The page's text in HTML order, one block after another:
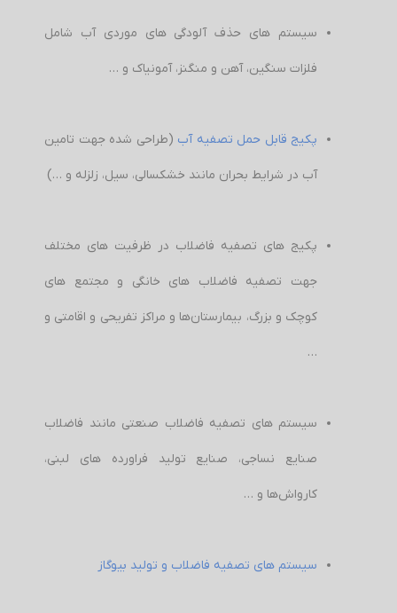
سیستم های حذف آلودگی های موردی آب شامل
فلزات سنگین، آهن و منگنز، آمونیاک و …
پکیج قابل حمل تصفیه آب(طراحی شده جهت تامین
آب در شرایط بحران مانند خشکسالی، سیل، زلزله و …)
پکیج های تصفیه فاضلاب در ظرفیت های مختلف
جهت تصفیه فاضلاب های خانگی و مجتمع های
کوچک و بزرگ، بیمارستان‌ها و مراکز تفریحی و اقامتی و
سیستم های تصفیه فاضلاب صنعتی مانند فاضلاب
صنایع نساجی، صنایع تولید فراورده های لبنی،
کارواش‌ها و …
سیستم های تصفیه فاضلاب و تولید بیوگاز